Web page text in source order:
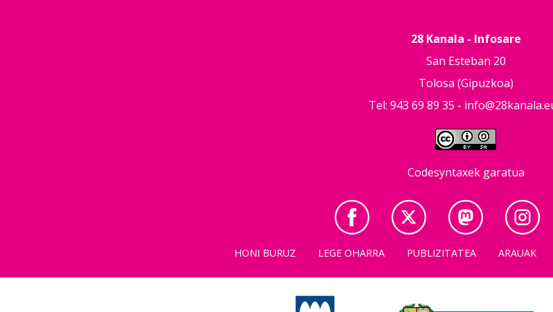
28 Kanala - Infosare
San Esteban 20
Tolosa (Gipuzkoa)
Tel: 943 69 89 35 -
Codesyntaxek garatua
HONI BURUZ LEGE OHARRA PUBLIZITATEA ARAUAK